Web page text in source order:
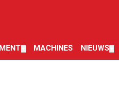
MACHINES NIEUWS